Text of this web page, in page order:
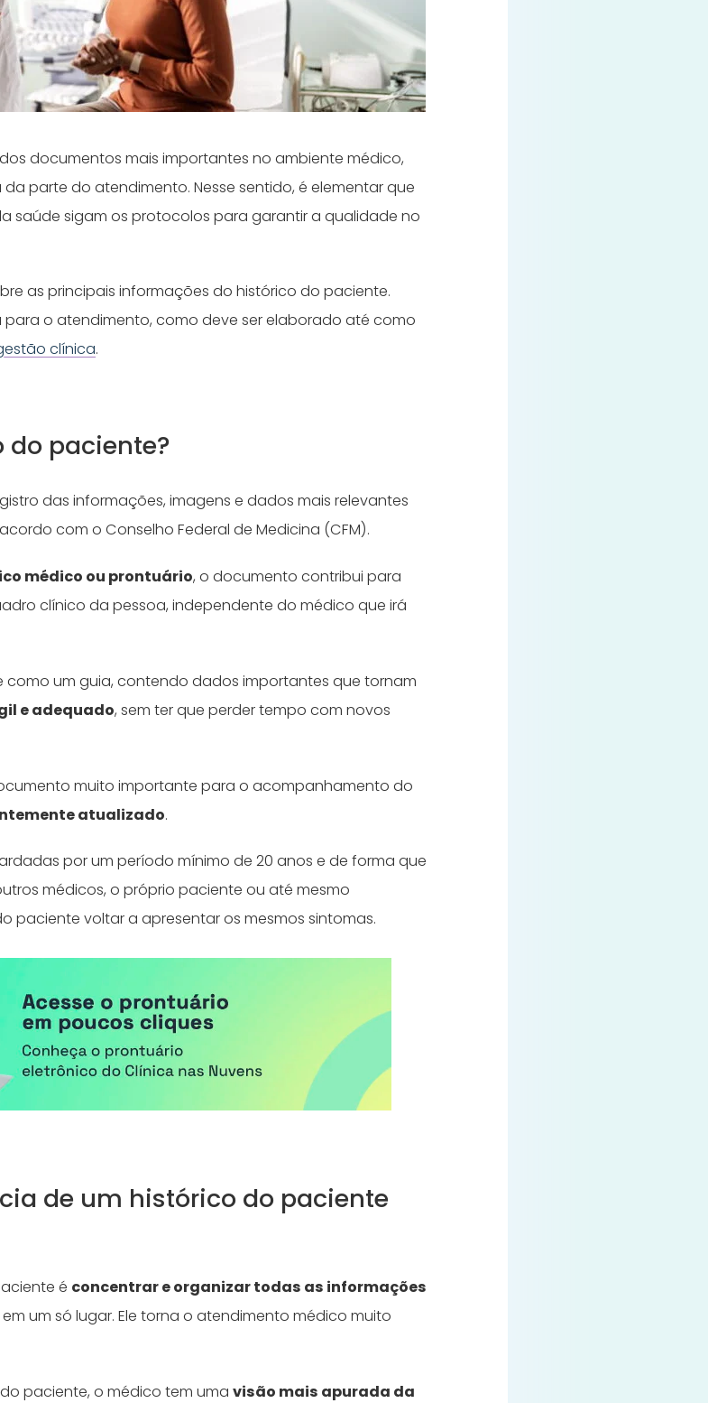
documentos mais importantes no ambiente médico,
parte do atendimento. Nesse sentido, é elementar que
saúde sigam os protocolos para garantir a qualidade no
as principais informações do histórico do paciente.
para o atendimento, como deve ser elaborado até como
clínica.
do paciente?
das informações, imagens e dados mais relevantes
com o Conselho Federal de Medicina (CFM).
médico ou prontuário, o documento contribui para
clínico da pessoa, independente do médico que irá
como um guia, contendo dados importantes que tornam
e adequado, sem ter que perder tempo com novos
muito importante para o acompanhamento do
atualizado.
por um período mínimo de 20 anos e de forma que
médicos, o próprio paciente ou até mesmo
paciente voltar a apresentar os mesmos sintomas.
de um histórico do paciente
é concentrar e organizar todas as informações
um só lugar. Ele torna o atendimento médico muito
paciente, o médico tem umavisão mais apurada da